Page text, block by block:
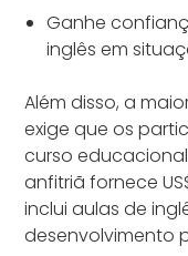
Ganhe
inglês em
Além disso, a
exige que os
curso
anfitriã fornece
inclui aulas de
desenvolvimento